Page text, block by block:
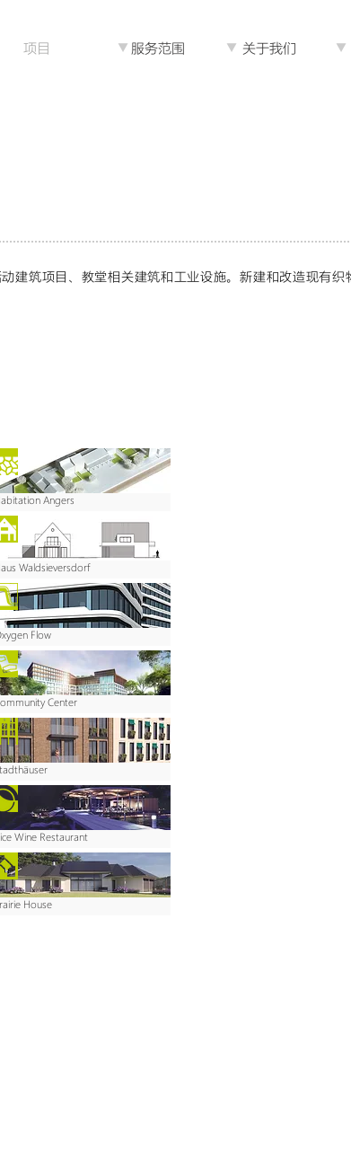
项目 ▼ ▼ ▼
服务范围 关于我们
建筑项目、教堂相关建筑和工业设施。新建和改造现有织
Angers
Waldsieversdorf
Flow
Center
Wine Restaurant
House